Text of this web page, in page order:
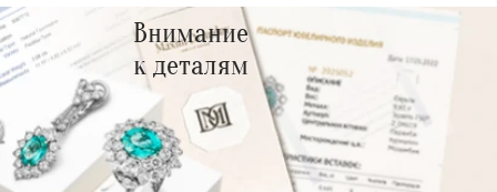
Внимание
к деталям